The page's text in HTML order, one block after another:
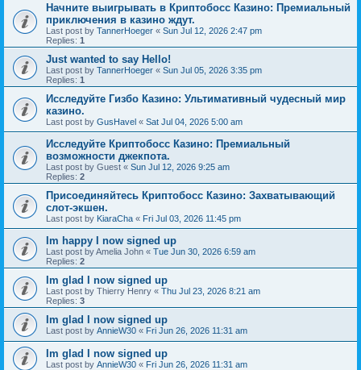
Начните выигрывать в Криптобосс Казино: Премиальный
приключения в казино ждут.
Last post by TannerHoeger « Sun Jul 12, 2026 2:47 pm
Replies: 1
Just wanted to say Hello!
Last post by TannerHoeger « Sun Jul 05, 2026 3:35 pm
Replies: 1
Исследуйте Гизбо Казино: Ультимативный чудесный мир
казино.
Last post by GusHavel « Sat Jul 04, 2026 5:00 am
Исследуйте Криптобосс Казино: Премиальный
возможности джекпота.
Last post by Guest « Sun Jul 12, 2026 9:25 am
Replies: 2
Присоединяйтесь Криптобосс Казино: Захватывающий
слот-экшен.
Last post by KiaraCha « Fri Jul 03, 2026 11:45 pm
Im happy I now signed up
Last post byAmelia John « Tue Jun 30, 2026 6:59 am
Replies: 2
Im glad I now signed up
Last post by Thierry Henry « Thu Jul 23, 2026 8:21 am
Replies: 3
Im glad I now signed up
Last post by AnnieW30 « Fri Jun 26, 2026 11:31 am
Im glad I now signed up
Last post by AnnieW30 « Fri Jun 26, 2026 11:31 am